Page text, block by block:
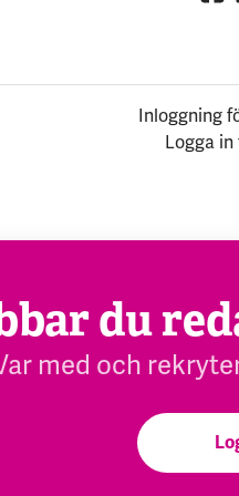
Inloggning
Logga
du
med och